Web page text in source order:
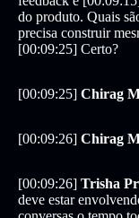
do produto. Quais
precisa construir
[00:09:25] Certo?
[00:09:25] Chirag
[00:09:26] Chirag
[00:09:26] Trisha
deve estar